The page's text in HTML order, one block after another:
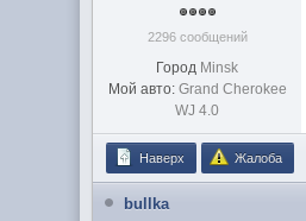
2296 сообщений
Город Minsk
Мой авто: Grand Cherokee
WJ 4.0
Наверх Жалоба
bullka